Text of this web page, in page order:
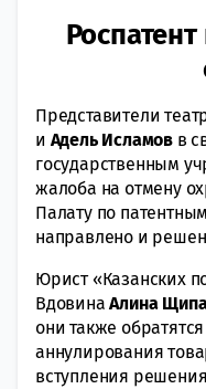
Представители
и Адель Исламов в
государственным
жалоба на отмену
Палату по
направлено и
Юрист «Казанских
ВдовинаАлина
они также
аннулирования
вступления